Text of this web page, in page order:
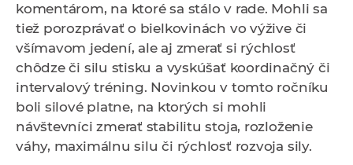
a
c
o
v
n
k
o
komentárom, na ktoré sa stálo v rade. Mohli sa
tiež porozprávať o bielkovinách vo výžive či
všímavom jedení, ale aj zmerať si rýchlosť
chôdze či silu stisku a vyskúšať koordinačný či
intervalový tréning. Novinkou v tomto ročníku
boli silové platne, na ktorých si mohli
návštevníci zmerať stabilitu stoja, rozloženie
váhy, maximálnu silu či rýchlosť rozvoja sily.